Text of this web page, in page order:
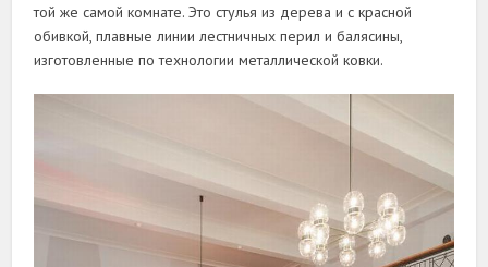
той же самой комнате. Это стулья из дерева и с красной
обивкой, плавные линии лестничных перил и балясины,
изготовленные по технологии металлической ковки.